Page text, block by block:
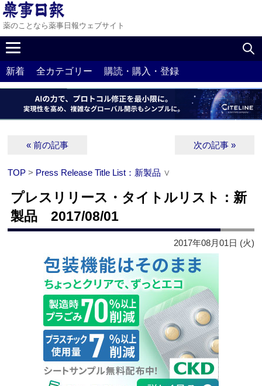
薬のことなら薬事日報ウェブサイト
新着 全カテゴリー 購読・購入・登録
« 前の記事 次の記事 »
TOP > Press Release Title List：新製品 ∨
プレスリリース・タイトルリスト：新
製品 2017/08/01
2017年08月01日 (火)